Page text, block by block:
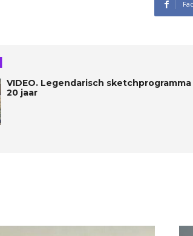
VIDEO. Legendarisch sketchprogramma
20 jaar